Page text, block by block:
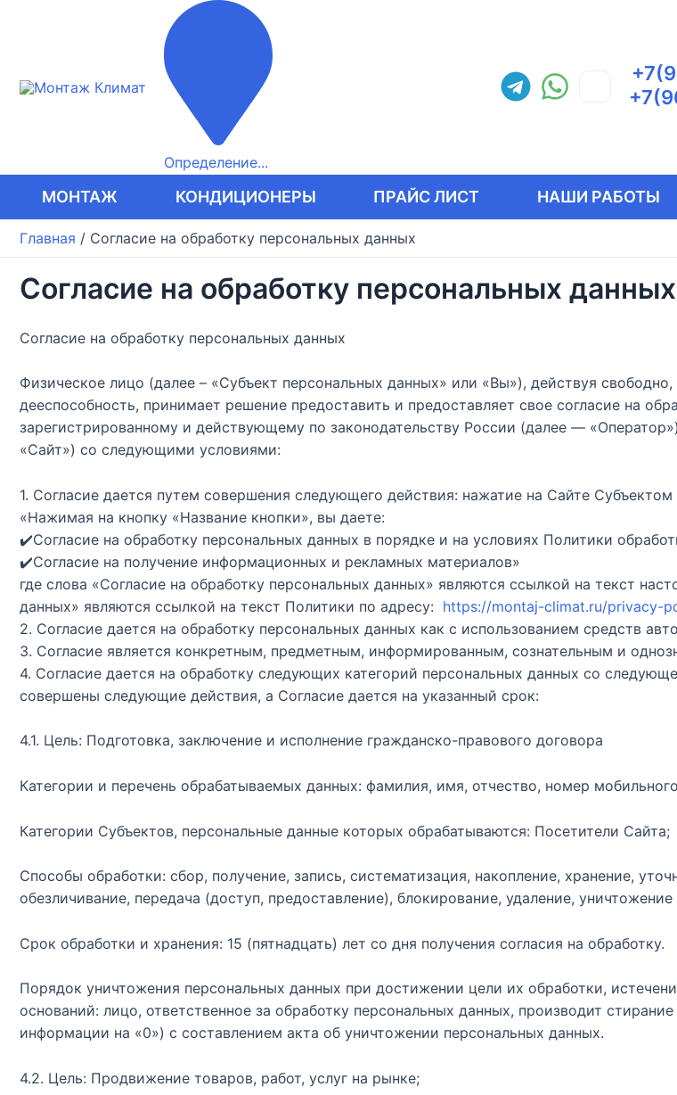
Определение...
МОНТАЖ КОНДИЦИОНЕРЫ ПРАЙС ЛИСТ НАШИ РАБОТЫ
Главная / Согласие на обработку персональных данных
Согласие на обработку персональных данных
Согласие на обработку персональных данных
Физическое лицо (далее – «Субъект персональных данных» или «Вы»), действуя
дееспособность, принимает решение предоставить и предоставляет свое согласие на
зарегистрированному и действующему по законодательству России (далее —
«Сайт») со следующими условиями:
1. Согласие дается путем совершения следующего действия: нажатие на Сайте
«Нажимая на кнопку «Название кнопки», вы даете:
✔️Согласие на обработку персональных данных в порядке и на условиях Политики
✔️Согласие на получение информационных и рекламных материалов»
где слова «Согласие на обработку персональных данных» являются ссылкой на текст
данных» являются ссылкой на текст Политики по адресу: https://montaj-climat.ru/privacy-
2. Согласие дается на обработку персональных данных как с использованием средств
3. Согласие является конкретным, предметным, информированным, сознательным и
4. Согласие дается на обработку следующих категорий персональных данных со
совершены следующие действия, а Согласие дается на указанный срок:
4.1. Цель: Подготовка, заключение и исполнение гражданско-правового договора
Категории и перечень обрабатываемых данных: фамилия, имя, отчество, номер
Категории Субъектов, персональные данные которых обрабатываются: Посетители Сайта;
Способы обработки: сбор, получение, запись, систематизация, накопление, хранение,
обезличивание, передача (доступ, предоставление), блокирование, удаление,
Срок обработки и хранения: 15 (пятнадцать) лет со дня получения согласия на обработку.
Порядок уничтожения персональных данных при достижении цели их обработки,
оснований: лицо, ответственное за обработку персональных данных, производит
информации на «0») с составлением акта об уничтожении персональных данных.
4.2. Цель: Продвижение товаров, работ, услуг на рынке;